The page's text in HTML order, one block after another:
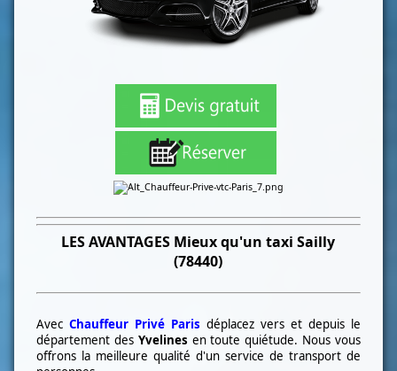
LESAVANTAGES Mieux qu'un taxiSailly
(78440)
Avec Chauffeur Privé Paris déplacez vers et depuis le
département des Yvelines en toute quiétude. Nous vous
offrons la meilleure qualité d'un service de transport de